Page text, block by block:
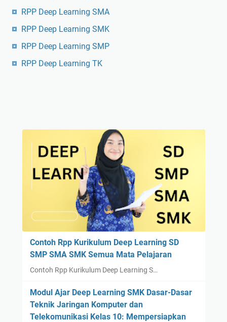
RPP Deep Learning SMA
RPP Deep Learning SMK
RPP Deep Learning SMP
RPP Deep Learning TK
Contoh Rpp Kurikulum Deep Learning SD
SMP SMA SMK Semua Mata Pelajaran
Contoh Rpp Kurikulum Deep Learning S…
Modul Ajar Deep Learning SMK Dasar-Dasar
Teknik Jaringan Komputer dan
Telekomunikasi Kelas 10: Mempersiapkan